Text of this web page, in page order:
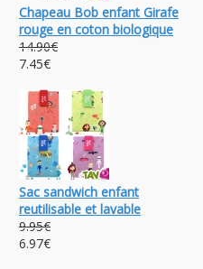
Chapeau Bob enfant Girafe
rouge en coton biologique
14.90€
7.45€
Sac sandwich enfant
reutilisable et lavable
9.95€
6.97€